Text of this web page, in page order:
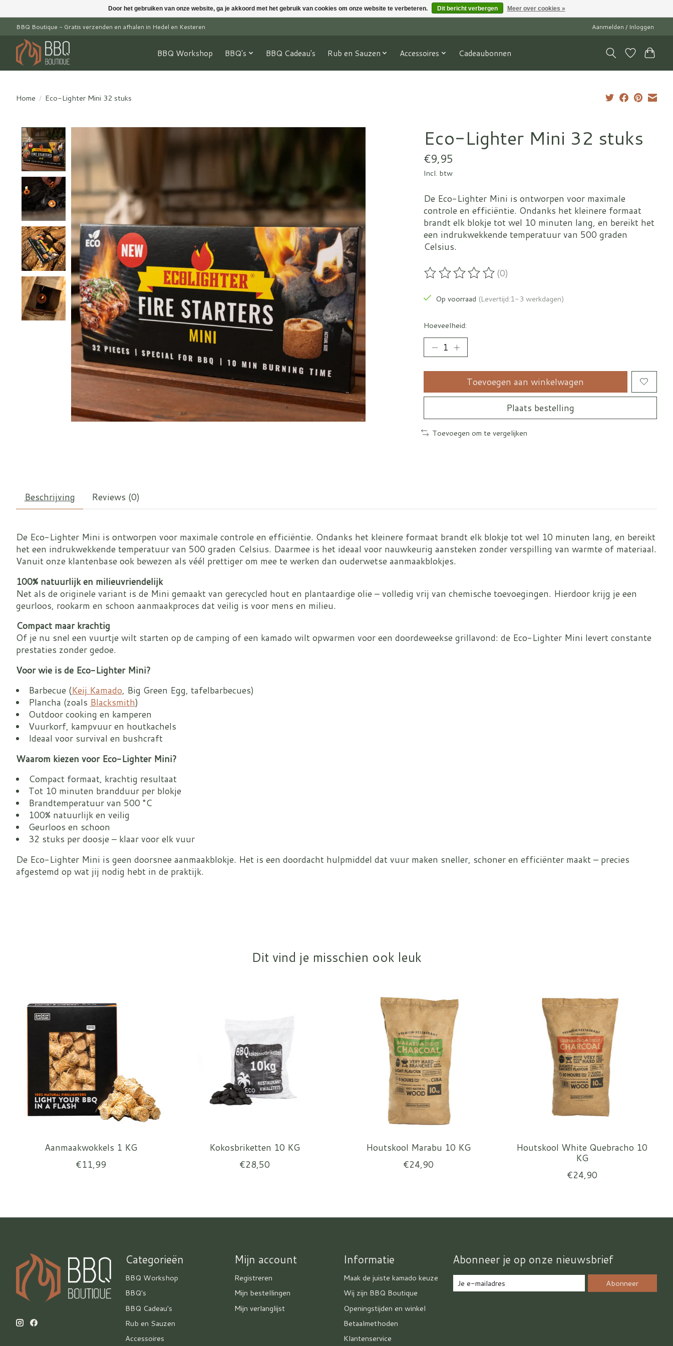
BBQ Boutique - Gratis verzenden en afhalen in Hedel en Kesteren Aanmelden / Inloggen
BBQ Workshop BBQ's BBQ Cadeau's Rub en Sauzen Accessoires Cadeaubonnen
Home / Eco-Lighter Mini 32 stuks
Product image slideshow Items Eco-Lighter Mini 32 stuks
€9,95
Incl. btw
De Eco-Lighter Mini is ontworpen voor maximale
controle en efficiëntie. Ondanks het kleinere formaat
brandt elk blokje tot wel 10 minuten lang, en bereikt het
een indrukwekkende temperatuur van 500 graden
Celsius.
De beoordeling van dit product is
(0)
Op voorraad (Levertijd:1-3 werkdagen)
Hoeveelheid:
Toevoegen aan winkelwagen
Plaats bestelling
Toevoegen om te vergelijken
Beschrijving Reviews (0)
De Eco-Lighter Mini is ontworpen voor maximale controle en efficiëntie. Ondanks het kleinere formaat brandt elk blokje tot wel 10 minuten lang, en bereikt
het een indrukwekkende temperatuur van 500 graden Celsius. Daarmee is het ideaal voor nauwkeurig aansteken zonder verspilling van warmte of materiaal.
Vanuit onze klantenbase ook bewezen als véél prettiger om mee te werken dan ouderwetse aanmaakblokjes.
100% natuurlijk en milieuvriendelijk
Net als de originele variant is de Mini gemaakt van gerecycled hout en plantaardige olie – volledig vrij van chemische toevoegingen. Hierdoor krijg je een
geurloos, rookarm en schoon aanmaakproces dat veilig is voor mens en milieu.
Compact maar krachtig
Of je nu snel een vuurtje wilt starten op de camping of een kamado wilt opwarmen voor een doordeweekse grillavond: de Eco-Lighter Mini levert constante
prestaties zonder gedoe.
Voor wie is de Eco-Lighter Mini?
Barbecue (Keij Kamado, Big Green Egg, tafelbarbecues)
Plancha (zoals Blacksmith)
Outdoor cooking en kamperen
Vuurkorf, kampvuur en houtkachels
Ideaal voor survival en bushcraft
Waarom kiezen voor Eco-Lighter Mini?
Compact formaat, krachtig resultaat
Tot 10 minuten brandduur per blokje
Brandtemperatuur van 500 °C
100% natuurlijk en veilig
Geurloos en schoon
32 stuks per doosje – klaar voor elk vuur
De Eco-Lighter Mini is geen doorsnee aanmaakblokje. Het is een doordacht hulpmiddel dat vuur maken sneller, schoner en efficiënter maakt – precies
afgestemd op wat jij nodig hebt in de praktijk.
Dit vind je misschien ook leuk
Aanmaakwokkels 1 KG
€11,99
Kokosbriketten 10 KG
€28,50
Houtskool Marabu 10 KG
€24,90
Houtskool White Quebracho 10
KG
€24,90
Categorieën
BBQ Workshop
BBQ's
BBQ Cadeau's
Rub en Sauzen
Accessoires
Mijn account
Registreren
Mijn bestellingen
Mijn verlanglijst
Informatie
Maak de juiste kamado keuze
Wij zijn BBQ Boutique
Openingstijden en winkel
Betaalmethoden
Klantenservice
Abonneer je op onze nieuwsbrief
Abonneer
Door het gebruiken van onze website, ga je akkoord met het gebruik van cookies om onze website te verbeteren. Dit bericht verbergen Meer over cookies »